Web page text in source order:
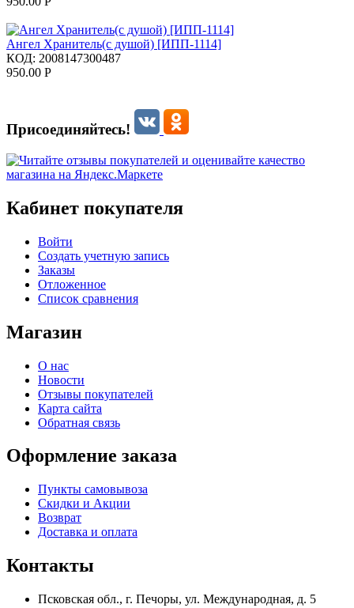
Ангел Хранитель(с душой) [ИПП-1114]
КОД: 2008147300487
950.00 Р
Присоединяйтесь!
Кабинет покупателя
Войти
Создать учетную запись
Заказы
Отложенное
Список сравнения
Магазин
О нас
Новости
Отзывы покупателей
Карта сайта
Обратная связь
Оформление заказа
Пункты самовывоза
Скидки и Акции
Возврат
Доставка и оплата
Контакты
Псковская обл., г. Печоры, ул. Международная, д. 5